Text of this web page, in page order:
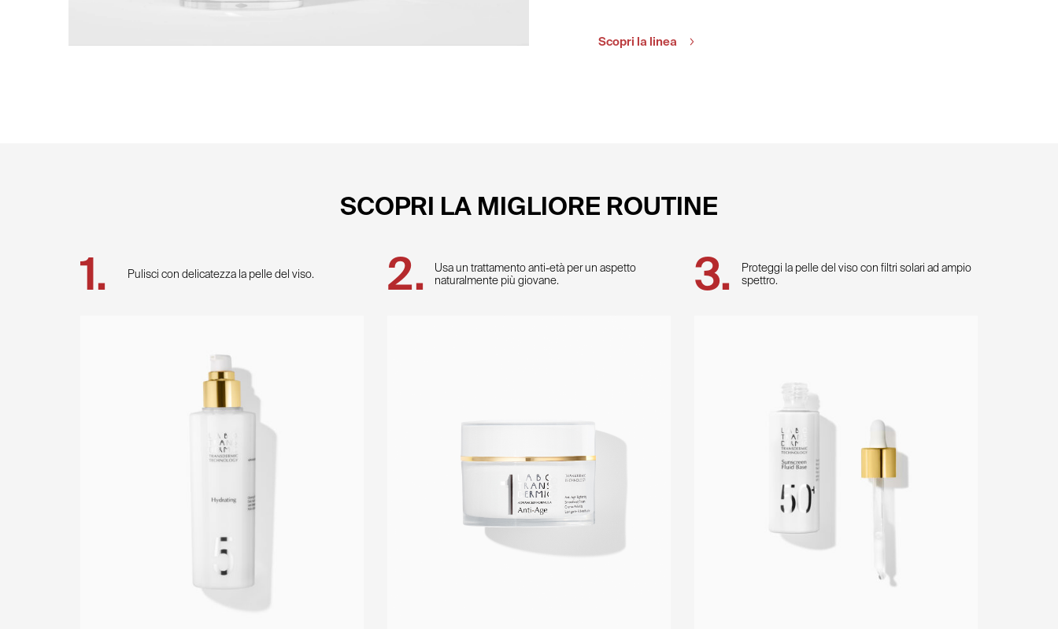
Scopri la linea
SCOPRI LA MIGLIORE ROUTINE
Pulisci con delicatezza la pelle del viso.
Usa un trattamento anti-età per un aspetto
naturalmente più giovane.
Proteggi la pelle del viso con filtri solari ad ampio
spettro.